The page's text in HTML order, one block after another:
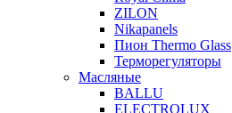
ZILON
Nikapanels
Пион Thermo Glass
Терморегуляторы
Масляные
BALLU
ELECTROLUX